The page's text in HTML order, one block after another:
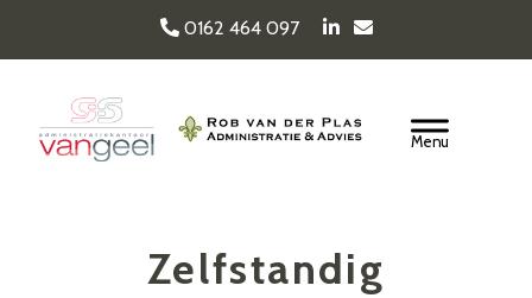
hoofd
inhoud
0162 464 097
Van Geel & van der
Header
Zelfstandig